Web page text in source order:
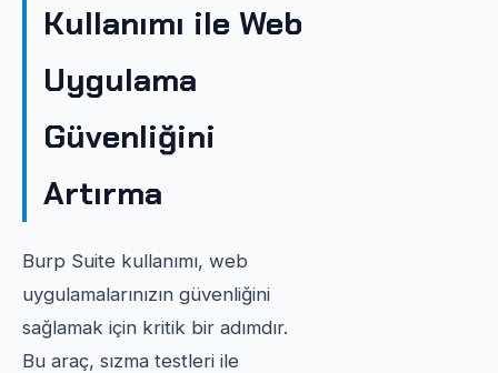
Kullanımı ile Web
Uygulama
Güvenliğini
Artırma
Burp Suite kullanımı, web
uygulamalarınızın güvenliğini
sağlamak için kritik bir adımdır.
Bu araç, sızma testleri ile